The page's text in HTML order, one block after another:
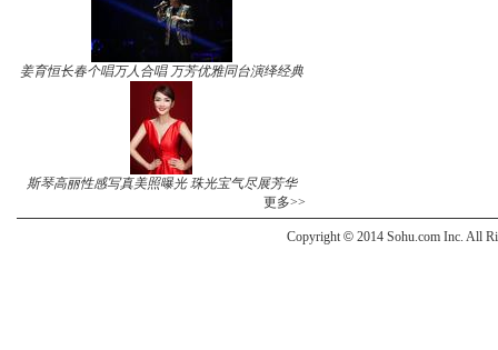
姜育恒长春个唱万人合唱 万芳优雅同台演绎经典
斯琴高丽性感写真美照曝光 珠光宝气尽展芳华
更多>>
Copyright © 2014 Sohu.com Inc. All